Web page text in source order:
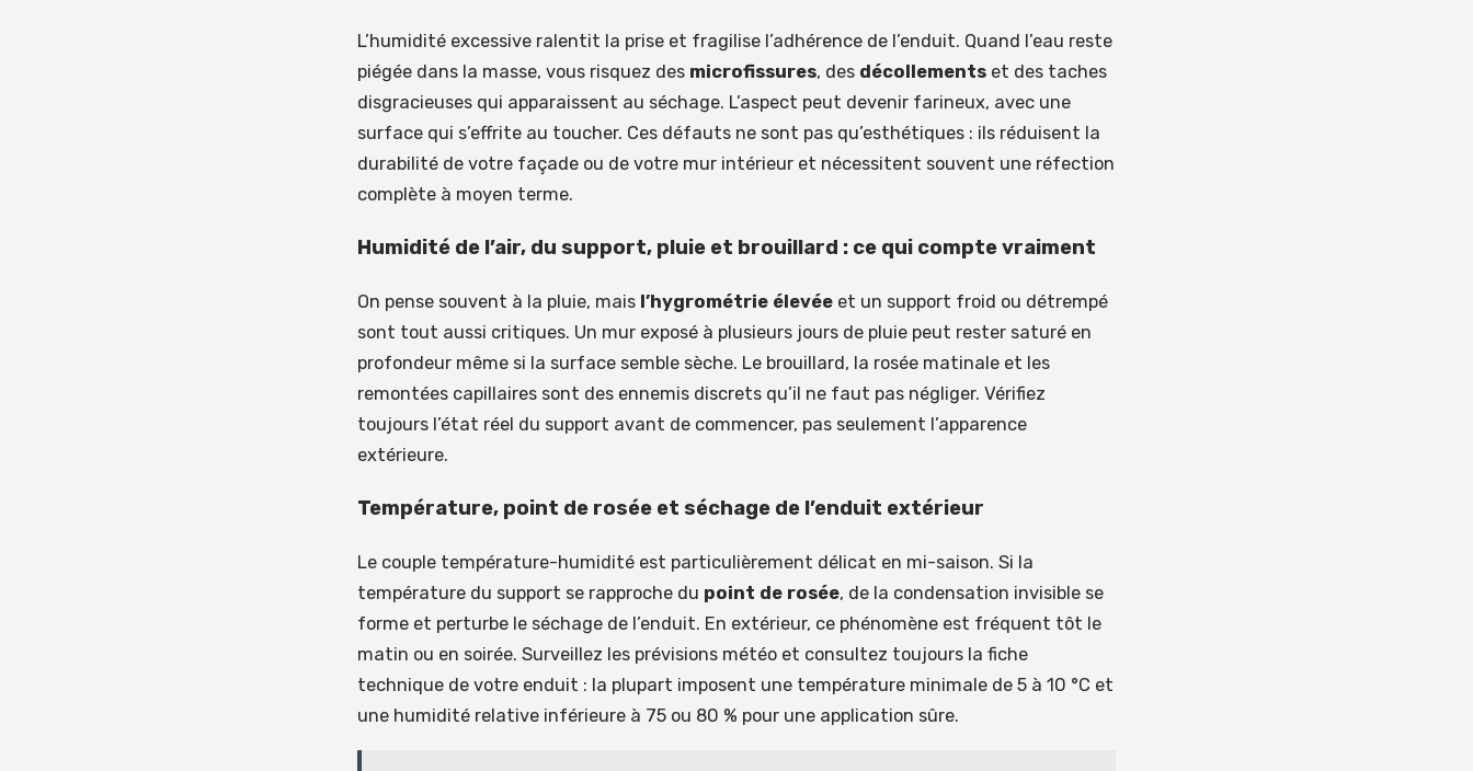
L’humidité excessive ralentit la prise et fragilise l’adhérence de l’enduit. Quand l’eau reste
piégée dans la masse, vous risquez des microfissures, des décollements et des taches
disgracieuses qui apparaissent au séchage. L’aspect peut devenir farineux, avec une
surface qui s’effrite au toucher. Ces défauts ne sont pas qu’esthétiques : ils réduisent la
durabilité de votre façade ou de votre mur intérieur et nécessitent souvent une réfection
complète à moyen terme.
Humidité de l’air, du support, pluie et brouillard : ce qui compte vraiment
On pense souvent à la pluie, mais l’hygrométrie élevée et un support froid ou détrempé
sont tout aussi critiques. Un mur exposé à plusieurs jours de pluie peut rester saturé en
profondeur même si la surface semble sèche. Le brouillard, la rosée matinale et les
remontées capillaires sont des ennemis discrets qu’il ne faut pas négliger. Vérifiez
toujours l’état réel du support avant de commencer, pas seulement l’apparence
extérieure.
Température, point de rosée et séchage de l’enduit extérieur
Le couple température-humidité est particulièrement délicat en mi-saison. Si la
température du support se rapproche du point de rosée, de la condensation invisible se
forme et perturbe le séchage de l’enduit. En extérieur, ce phénomène est fréquent tôt le
matin ou en soirée. Surveillez les prévisions météo et consultez toujours la fiche
technique de votre enduit : la plupart imposent une température minimale de 5 à 10 °C et
une humidité relative inférieure à 75 ou 80 % pour une application sûre.